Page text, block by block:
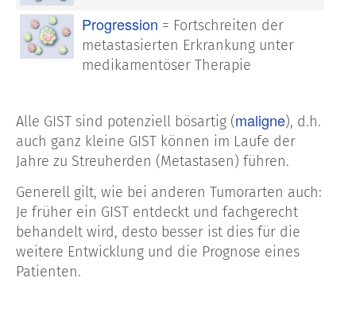
Progression = Fortschreiten der
metastasierten Erkrankung unter
medikamentöser Therapie
Alle GIST sind potenziell bösartig (maligne), d.h.
auch ganz kleine GIST können im Laufe der
Jahre zu Streuherden (Metastasen) führen.
Generell gilt, wie bei anderen Tumorarten auch:
Je früher ein GIST entdeckt und fachgerecht
behandelt wird, desto besser ist dies für die
weitere Entwicklung und die Prognose eines
Patienten.